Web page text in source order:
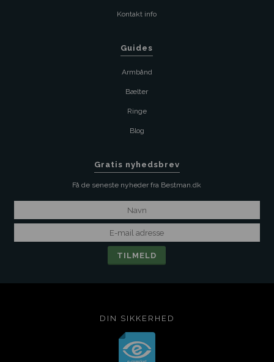
Kontakt info
Guides
Armbånd
Bælter
Ringe
Blog
Gratis nyhedsbrev
Få de seneste nyheder fra Bestman.dk
DIN SIKKERHED